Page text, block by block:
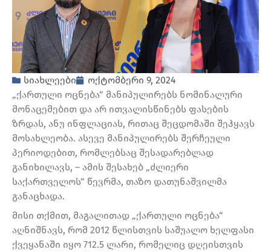
სიახლეები
ოქტომბერი 9, 2024
„ქართული ოცნება“ მანიპულირებს ნომინალური
მონაცემებით და არ ითვალისწინებს ფასების
ზრდას, ანუ ინფლაციას, რითაც შეცდომაში შეჰყავს
მოსახლეობა. ასევე მანიპულირებს შერჩეული
პერიოდებით, რომლებსაც შესადარებლად
განიხილავს, – ამის შესახებ „ძლიერი
საქართველოს“ წევრმა, თაზო დათუნაშვილმა
განაცხადა.
მისი თქმით, მაგალითად „ქართული ოცნება“
აღნიშნავს, რომ 2012 წლისთვის საშუალო ხელფასი
ქვეყანაში იყო 712.5 ლარი, რომელიც დღეისთვის